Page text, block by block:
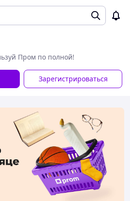
Пром по полной!
Зарегистрироваться